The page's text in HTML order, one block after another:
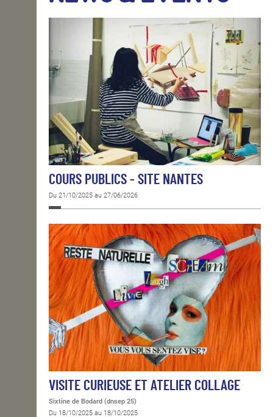
OPEN SCHOOL
CONTACTS
COURS PUBLICS - SITE NANTES
Du 21/10/2025 au 27/06/2026
VISITE CURIEUSE ET ATELIER COLLAGE
Sixtine de Bodard (dnsep 25)
Du 18/10/2025 au 18/10/2025